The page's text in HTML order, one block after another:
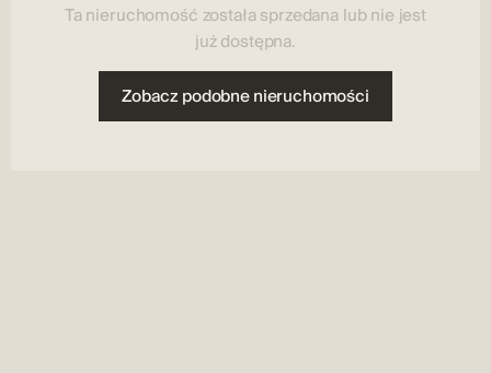
Ta nieruchomość została sprzedana lub nie jest
już dostępna.
Zobacz podobne nieruchomości